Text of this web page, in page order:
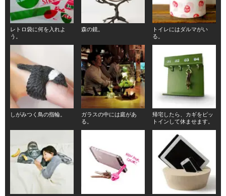
レトロ袋に何を入れよ
う。
森の鏡。
トイレにはダルマがい
る。
しがみつく鳥の指輪。
ガラスの中には庭があ
る。
帰宅したら、カギをピッ
トインして休ませます。